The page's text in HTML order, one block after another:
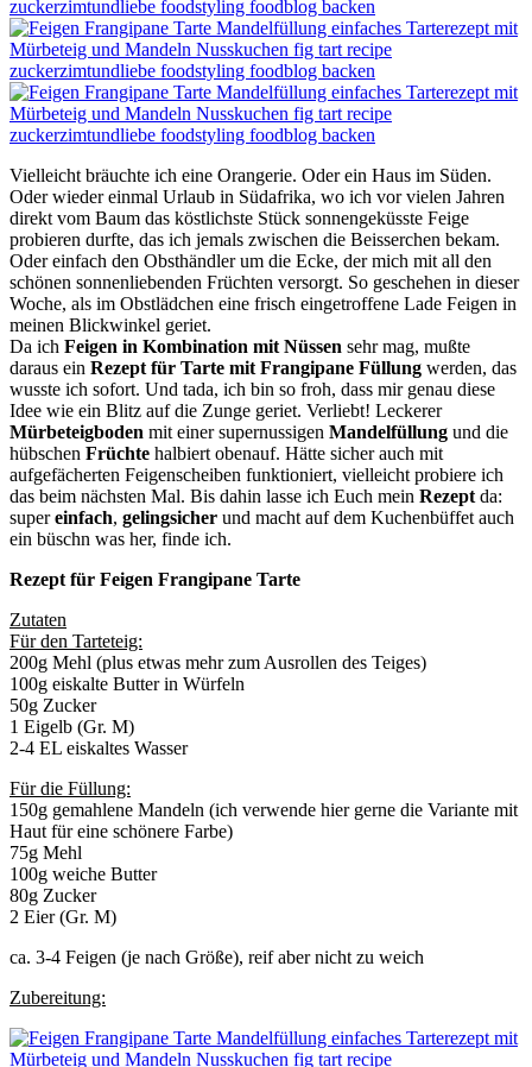
Vielleicht bräuchte ich eine Orangerie. Oder ein Haus im Süden.
Oder wieder einmal Urlaub in Südafrika, wo ich vor vielen Jahren
direkt vom Baum das köstlichste Stück sonnengeküsste Feige
probieren durfte, das ich jemals zwischen die Beisserchen bekam.
Oder einfach den Obsthändler um die Ecke, der mich mit all den
schönen sonnenliebenden Früchten versorgt. So geschehen in dieser
Woche, als im Obstlädchen eine frisch eingetroffene Lade Feigen in
meinen Blickwinkel geriet.
Da ich Feigen in Kombination mit Nüssen sehr mag, mußte
daraus ein Rezept für Tarte mit Frangipane Füllung werden, das
wusste ich sofort. Und tada, ich bin so froh, dass mir genau diese
Idee wie ein Blitz auf die Zunge geriet. Verliebt! Leckerer
Mürbeteigboden mit einer supernussigen Mandelfüllung und die
hübschen Früchte halbiert obenauf. Hätte sicher auch mit
aufgefächerten Feigenscheiben funktioniert, vielleicht probiere ich
das beim nächsten Mal. Bis dahin lasse ich Euch mein Rezept da:
supereinfach, gelingsicher und macht auf dem Kuchenbüffet auch
ein büschn was her, finde ich.
Rezept für Feigen Frangipane Tarte
Zutaten
Für den Tarteteig:
200g Mehl (plus etwas mehr zum Ausrollen des Teiges)
100g eiskalte Butter in Würfeln
50g Zucker
1 Eigelb (Gr. M)
2-4 EL eiskaltes Wasser
Für die Füllung:
150g gemahlene Mandeln (ich verwende hier gerne die Variante mit
Haut für eine schönere Farbe)
75g Mehl
100g weiche Butter
80g Zucker
2 Eier (Gr. M)
ca. 3-4 Feigen (je nach Größe), reif aber nicht zu weich
Zubereitung: